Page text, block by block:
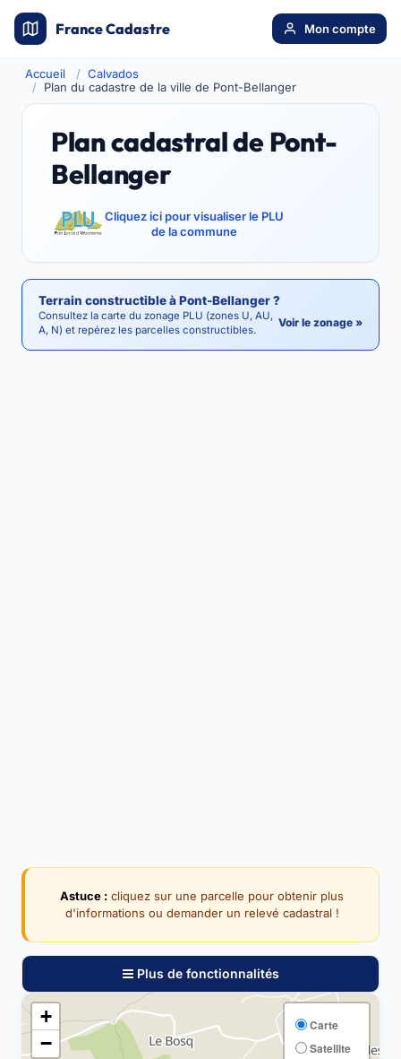
France Cadastre Mon compte
Accueil
Calvados
Plan du cadastre de la ville de Pont-Bellanger
Plan cadastral de Pont-
Bellanger
Cliquez ici pour visualiser le PLU
de la commune
Terrain constructible à Pont-Bellanger ?
Consultez la carte du zonage PLU (zones U, AU,
A, N) et repérez les parcelles constructibles.
Voir le zonage »
Astuce : cliquez sur une parcelle pour obtenir plus
d'informations ou demander un relevé cadastral !
Plus de fonctionnalités
+
−
Carte
Satellite